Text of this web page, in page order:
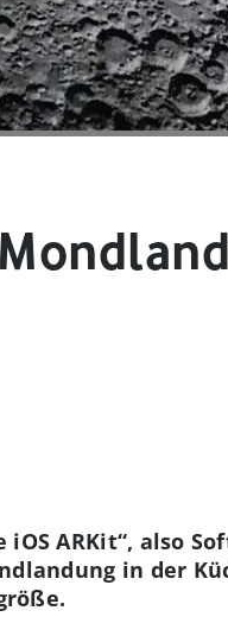
ARKit“, also
in der